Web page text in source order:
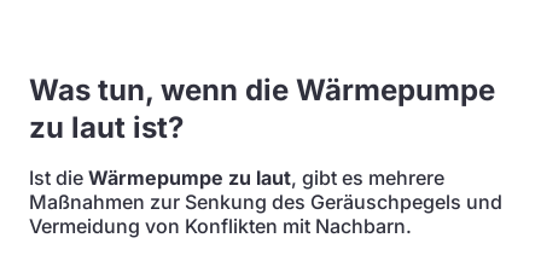
Was tun, wenn die Wärmepumpe
zu laut ist?
Ist die Wärmepumpe zu laut, gibt es mehrere
Maßnahmen zur Senkung des Geräuschpegels und
Vermeidung von Konflikten mit Nachbarn.